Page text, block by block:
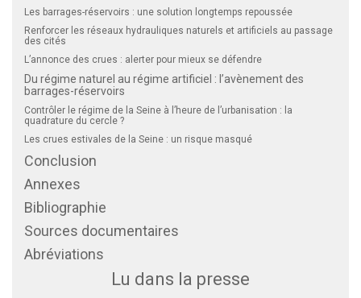
Les barrages-réservoirs : une solution longtemps repoussée
Renforcer les réseaux hydrauliques naturels et artificiels au passage
des cités
L’annonce des crues : alerter pour mieux se défendre
Du régime naturel au régime artificiel : l’avènement des
barrages-réservoirs
Contrôler le régime de la Seine à l’heure de l’urbanisation : la
quadrature du cercle ?
Les crues estivales de la Seine : un risque masqué
Conclusion
Annexes
Bibliographie
Sources documentaires
Abréviations
Lu dans la presse